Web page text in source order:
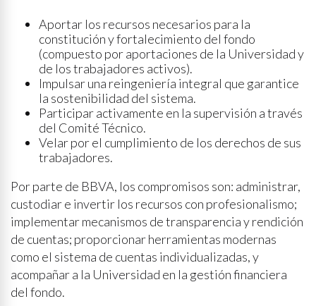
Aportar los recursos necesarios para la
constitución y fortalecimiento del fondo
(compuesto por aportaciones de la Universidad y
de los trabajadores activos).
Impulsar una reingeniería integral que garantice
la sostenibilidad del sistema.
Participar activamente en la supervisión a través
del Comité Técnico.
Velar por el cumplimiento de los derechos de sus
trabajadores.
Por parte de BBVA, los compromisos son: administrar,
custodiar e invertir los recursos con profesionalismo;
implementar mecanismos de transparencia y rendición
de cuentas; proporcionar herramientas modernas
como el sistema de cuentas individualizadas, y
acompañar a la Universidad en la gestión financiera
del fondo.